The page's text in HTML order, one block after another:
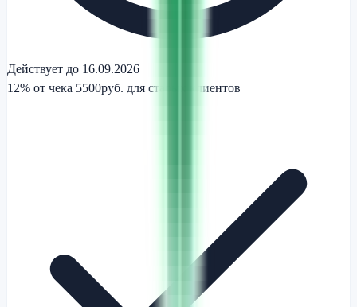
Действует до 16.09.2026
12% от чека 5500руб. для старых клиентов